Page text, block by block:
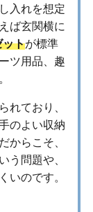
入れを想定
ば玄関横に
ットが標準
ツ用品、趣
れており、
のよい収納
からこそ、
う問題や、
いのです。